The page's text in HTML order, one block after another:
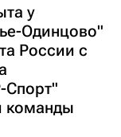
у
Одинцово"
России с
Спорт"
команды